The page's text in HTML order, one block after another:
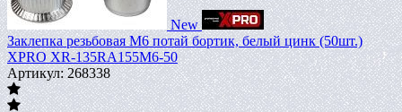
New
Заклепка резьбовая M6 потай бортик, белый цинк (50шт.)
XPRO XR-135RA155M6-50
Артикул: 268338